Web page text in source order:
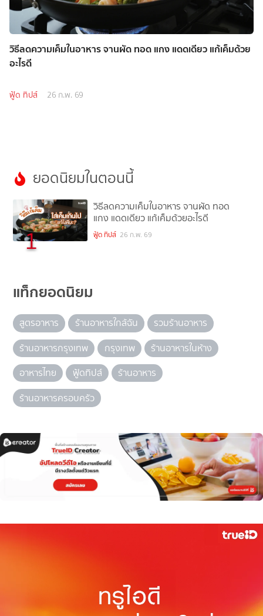
วิธีลดความเค็มในอาหาร จานผัด ทอด แกง แดดเดียว แก้เค็มด้วย
อะไรดี
ฟู้ด ทิปส์ 26 ก.พ. 69
ยอดนิยมในตอนนี้
1
วิธีลดความเค็มในอาหาร จานผัด ทอด
แกง แดดเดียว แก้เค็มด้วยอะไรดี
ฟู้ด ทิปส์ 26 ก.พ. 69
แท็กยอดนิยม
สูตรอาหาร ร้านอาหารใกล้ฉัน
รวมร้านอาหาร
ร้านอาหารกรุงเทพ
กรุงเทพ
ร้านอาหารในห้าง
อาหารไทย
ฟู้ดทิปส์
ร้านอาหาร
ร้านอาหารครอบครัว